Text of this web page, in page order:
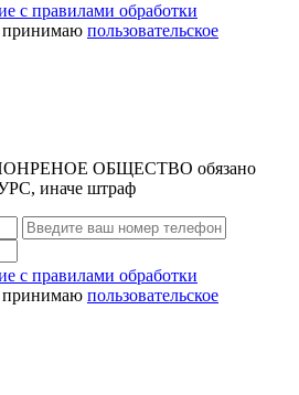
с правилами обработки
пользовательское
ОБЩЕСТВО обязано
иначе штраф
с правилами обработки
принимаю пользовательское